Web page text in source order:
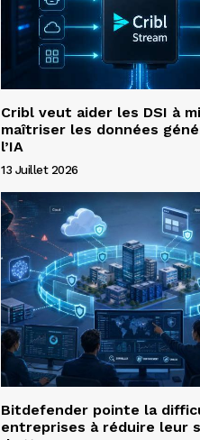
Cribl veut aider les DSI à
maîtriser les données
l’IA
13 Juillet 2026
Bitdefender pointe la
entreprises à réduire leur